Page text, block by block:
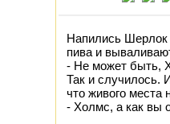
Hапились
пива и
- Hе может быть,
Так и случилось.
что живого места
- Холмс, а как вы